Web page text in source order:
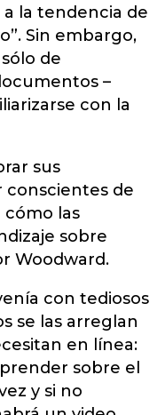
la tendencia de
Sin embargo,
de
–
con la
sus
conscientes de
las
sobre
Woodward.
con tediosos
se las arreglan
en línea:
sobre el
y si no